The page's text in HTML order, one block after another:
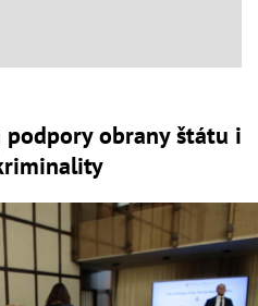
obrany štátu i